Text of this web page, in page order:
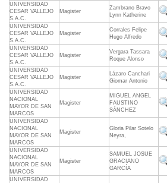
UNIVERSIDAD
CESAR VALLEJO
S.A.C.
Magister
Zambrano Bravo
Lynn Katherine
UNIVERSIDAD
CESAR VALLEJO
S.A.C.
Magister
Corrales Felipe
Hugo Alfredo
UNIVERSIDAD
CESAR VALLEJO
S.A.C.
Magister
Vergara Tassara
Roque Alonso
UNIVERSIDAD
CESAR VALLEJO
S.A.C.
Magister
Lázaro Canchari
Giomar Antonio
UNIVERSIDAD
NACIONAL
MAYOR DE SAN
MARCOS
Magister
MIGUEL ANGEL
FAUSTINO
SÁNCHEZ
UNIVERSIDAD
NACIONAL
MAYOR DE SAN
MARCOS
Magister
Gloria Pilar Sotelo
Neyra,
UNIVERSIDAD
NACIONAL
MAYOR DE SAN
MARCOS
Magister
SAMUEL JOSUE
GRACIANO
GARCÍA
UNIVERSIDAD